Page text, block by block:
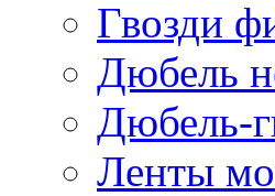
Гвозди
Дюбель
Дюбель-
Ленты